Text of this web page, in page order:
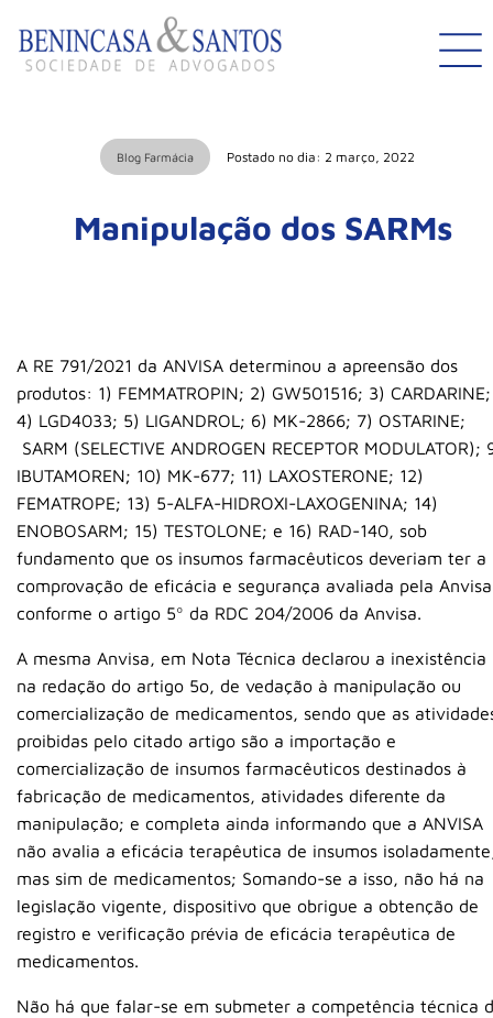
Blog Farmácia Postado no dia: 2 março, 2022
Manipulação dos SARMs
A RE 791/2021 da ANVISA determinou a apreensão dos
produtos: 1) FEMMATROPIN; 2) GW501516; 3) CARDARINE;
4) LGD4033; 5) LIGANDROL; 6) MK-2866; 7) OSTARINE;
SARM (SELECTIVE ANDROGEN RECEPTOR MODULATOR);
IBUTAMOREN; 10) MK-677; 11) LAXOSTERONE; 12)
FEMATROPE; 13) 5-ALFA-HIDROXI-LAXOGENINA; 14)
ENOBOSARM; 15) TESTOLONE; e 16) RAD-140, sob
fundamento que os insumos farmacêuticos deveriam ter a
comprovação de eficácia e segurança avaliada pela
conforme o artigo 5º da RDC 204/2006 da Anvisa.
A mesma Anvisa, em Nota Técnica declarou a inexistência
na redação do artigo 5o, de vedação à manipulação ou
comercialização de medicamentos, sendo que as
proibidas pelo citado artigo são a importação e
comercialização de insumos farmacêuticos destinados à
fabricação de medicamentos, atividades diferente da
manipulação; e completa ainda informando que a ANVISA
não avalia a eficácia terapêutica de insumos
mas sim de medicamentos; Somando-se a isso, não há na
legislação vigente, dispositivo que obrigue a obtenção de
registro e verificação prévia de eficácia terapêutica de
medicamentos.
Não há que falar-se em submeter a competência técnica